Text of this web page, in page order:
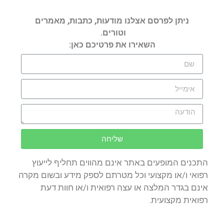
ניתן לפרסם אצלנו מודעות, כתבות, מאמרים
וטורים.
השאירו את פרטיכם כאן:
שליחה
התכנים המופעים באתר אינם מהווים תחליף לייעוץ
רפואי ו/או מקצועי וכל מטרתם לספק מידע ובשום מקרה
אינם בגדר המלצה או עצה רפואית ו/או חוות דעת
רפואית מקצועית.